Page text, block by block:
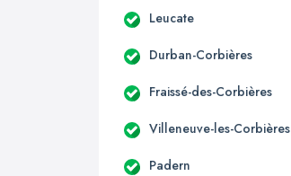
Leucate
Durban-Corbières
Fraissé-des-Corbières
Villeneuve-les-Corbières
Padern